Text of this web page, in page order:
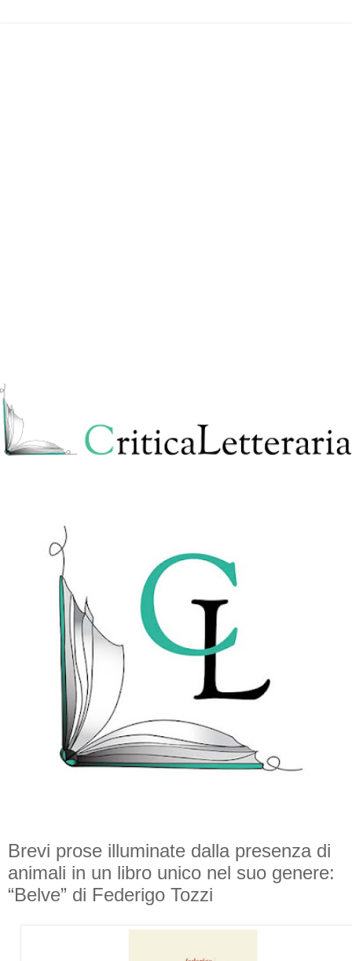
Brevi prose illuminate dalla presenza di
animali in un libro unico nel suo genere:
“Belve” di Federigo Tozzi